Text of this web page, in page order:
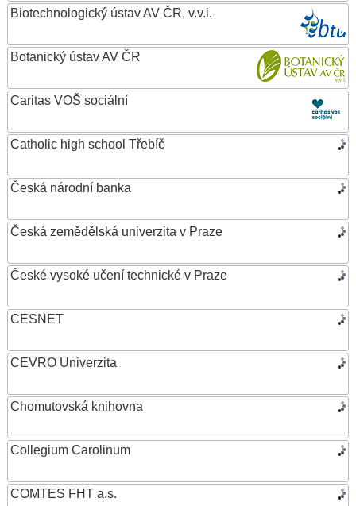
Biotechnologický ústav AV ČR, v.v.i.
Botanický ústav AV ČR
Caritas VOŠ sociální
Catholic high school Třebíč
Česká národní banka
Česká zemědělská univerzita v Praze
České vysoké učení technické v Praze
CESNET
CEVRO Univerzita
Chomutovská knihovna
Collegium Carolinum
COMTES FHT a.s.